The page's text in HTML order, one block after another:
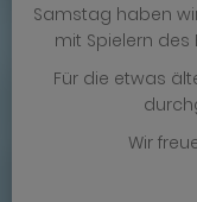
Samstag haben
mit Spielern des
Für die etwas
Wir